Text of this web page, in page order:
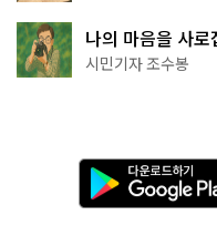
나의 마음을 사
상작 공개!
시민기자 조수봉
다
운
로